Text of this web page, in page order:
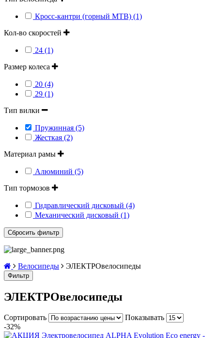
Кросс-кантри (горный MTB) (1)
Кол-во скоростей
24 (1)
Размер колеса
20 (4)
29 (1)
Тип вилки
Пружинная (5)
Жесткая (2)
Материал рамы
Алюминий (5)
Тип тормозов
Гидравлический дисковый (4)
Механический дисковый (1)
Велосипеды ЭЛЕКТРОвелосипеды
Фильтр
ЭЛЕКТРОвелосипеды
Сортировать
Показывать
-32%